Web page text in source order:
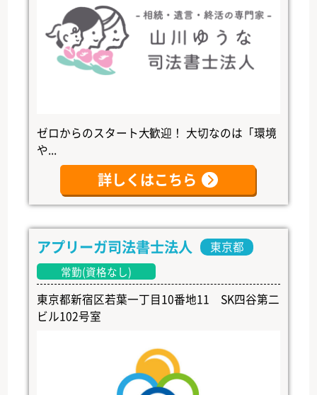
ゼロからのスタート大歓迎！ 大切なのは「環境
や...
詳しくはこちら
アプリーガ司法書士法人 東京都
常勤(資格なし)
東京都新宿区若葉一丁目10番地11 SK四谷第二
ビル102号室